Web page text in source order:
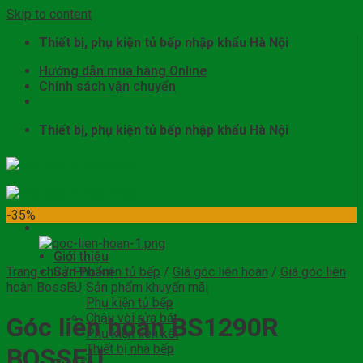
Skip to content
Thiết bị, phụ kiện tủ bếp nhập khẩu Hà Nội
Hướng dẫn mua hàng Online
Chính sách vận chuyển
Thiết bị, phụ kiện tủ bếp nhập khẩu Hà Nội
Giới thiệu
Sản Phẩm
Sản phẩm khuyến mãi
Phụ kiện tủ bếp
Chậu vòi rửa bát
Phụ kiện liên kết
Thiết bị nhà bếp
-35%
Trang chủ / Phụ kiện tủ bếp / Giá góc liên hoàn / Giá góc liên
hoàn BossEU
Góc liên hoàn BS1290R